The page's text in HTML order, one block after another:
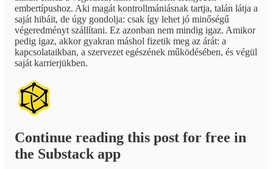
embertípushoz. Aki magát kontrollmániásnak tartja, talán látja a
saját hibáit, de úgy gondolja: csak így lehet jó minőségű
végeredményt szállítani. Ez azonban nem mindig igaz. Amikor
pedig igaz, akkor gyakran máshol fizetik meg az árát: a
kapcsolataikban, a szervezet egészének működésében, és végül
saját karrierjükben.
Continue reading this post for free in
the Substack app